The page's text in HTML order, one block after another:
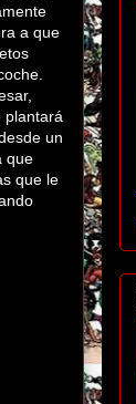
a que
plantará
un
que
que le